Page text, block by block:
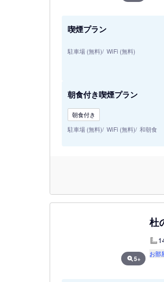
喫煙プラン
駐車場 (無料) WiFi (無料)
朝食付き喫煙プラン
朝食付き
駐車場 (無料) WiFi (無料) 和朝食
5+
杜
お部